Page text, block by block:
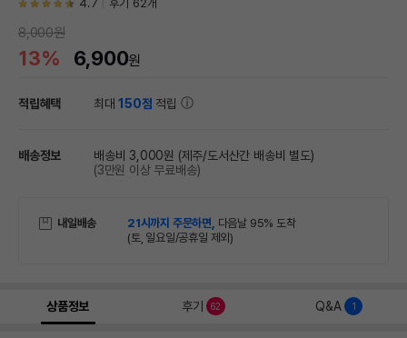
4.7 후기 62개
8,000원
13% 6,900원
적립혜택 최대150점 적립
배송정보 배송비 3,000원 (제주/도서산간 배송비 별도)
(3만원 이상 무료배송)
내일배송 21시까지 주문하면, 다음날 95% 도착
(토, 일요일/공휴일 제외)
상품정보 후기 62 Q&A 1